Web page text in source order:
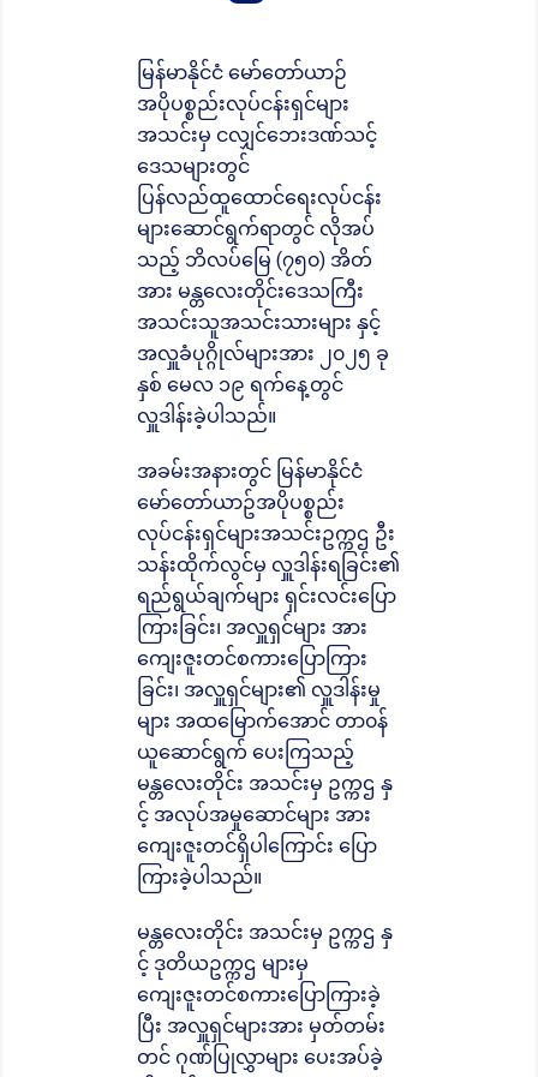
မြန်မာနိုင်ငံ မော်တော်ယာဉ်
အပိုပစ္စည်းလုပ်ငန်းရှင်များ
အသင်းမှ ငလျှင်ဘေးဒဏ်သင့်
ဒေသများတွင်
ပြန်လည်ထူထောင်ရေးလုပ်ငန်း
များဆောင်ရွက်ရာတွင် လိုအပ်
သည့် ဘိလပ်မြေ (၇၅၀) အိတ်
အား မန္တလေးတိုင်းဒေသကြီး
အသင်းသူအသင်းသားများ နှင့်
အလှူခံပုဂ္ဂိုလ်များအား ၂၀၂၅ ခု
နှစ် မေလ ၁၉ ရက်နေ့တွင်
လှူဒါန်းခဲ့ပါသည်။
အခမ်းအနားတွင် မြန်မာနိုင်ငံ
မော်တော်ယာဥ်အပိုပစ္စည်း
လုပ်ငန်းရှင်များအသင်းဥက္ကဌ ဦး
သန်းထိုက်လွင်မှ လှူဒါန်းရခြင်း၏
ရည်ရွယ်ချက်များ ရှင်းလင်းပြော
ကြားခြင်း၊ အလှူရှင်များ အား
ကျေးဇူးတင်စကားပြောကြား
ခြင်း၊ အလှူရှင်များ၏ လှူဒါန်းမှု
များ အထမြောက်အောင် တာ၀န်
ယူဆောင်ရွက် ပေးကြသည့်
မန္တလေးတိုင်း အသင်းမှ ဥက္ကဌ နှ
င့် အလုပ်အမှုဆောင်များ အား
ကျေးဇူးတင်ရှိပါကြောင်း ပြော
ကြားခဲ့ပါသည်။
မန္တလေးတိုင်း အသင်းမှ ဥက္ကဌ နှ
င့် ဒုတိယဥက္ကဌ များမှ
ကျေးဇူးတင်စကားပြောကြားခဲ့
ပြီး အလှူရှင်များအား မှတ်တမ်း
တင် ဂုဏ်ပြုလွှာများ ပေးအပ်ခဲ့